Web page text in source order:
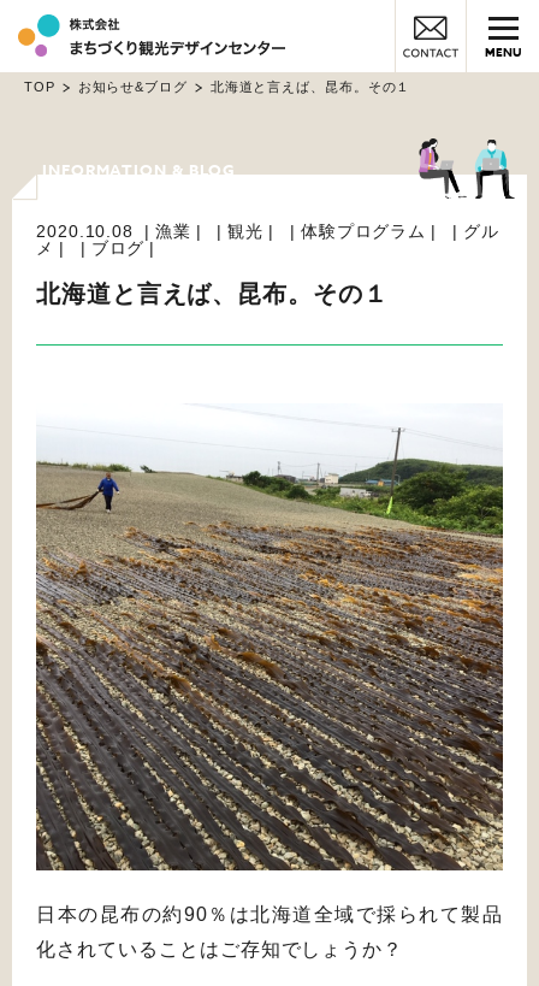
MENU
TOP お知らせ&ブログ 北海道と言えば、昆布。その１
2020.10.08 漁業 観光 体験プログラム
グル
メ
ブログ
北海道と言えば、昆布。その１
日本の昆布の約90％は北海道全域で採られて製品
化されていることはご存知でしょうか？